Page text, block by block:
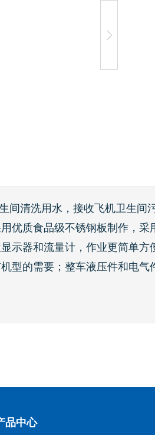
间清洗用水，接收飞机卫生
优质食品级不锈钢板制作，
示器和流量计，作业更简单
型的需要；整车液压件和电
品中心